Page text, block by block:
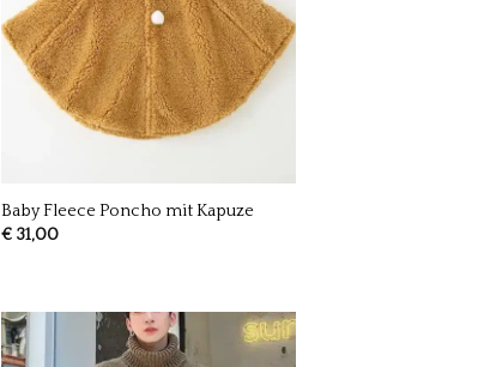
Baby Fleece Poncho mit Kapuze
€31,00